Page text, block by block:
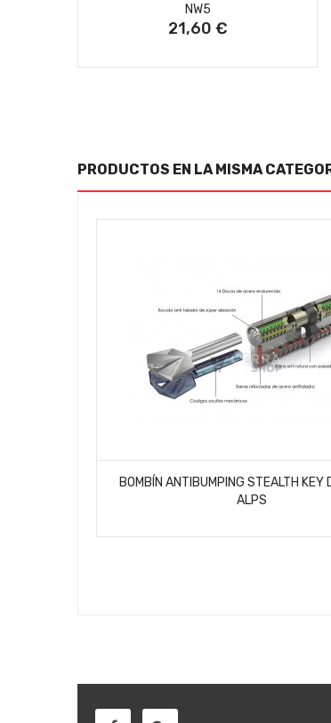
NW5
Precio
21,60 €
PRODUCTOS EN LA MISMA
SIN STOCK
BOMBÍN ANTIBUMPING STEALTH KEY
ALPS